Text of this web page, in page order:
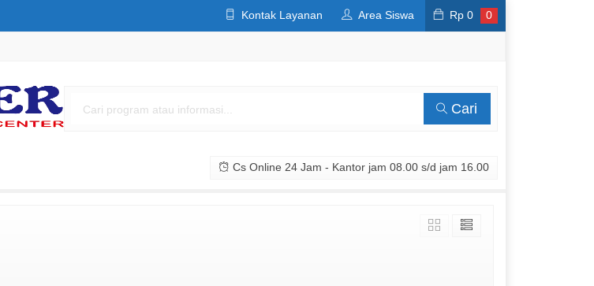
Kontak Layanan Area Siswa Rp 0 0
Cari
Cs Online 24 Jam - Kantor jam 08.00 s/d jam 16.00